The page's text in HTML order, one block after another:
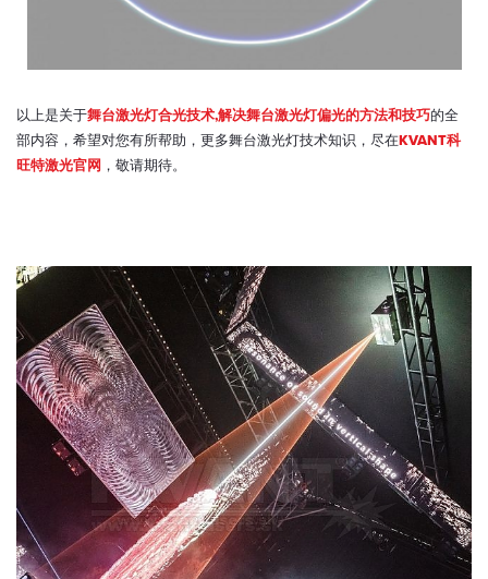
以上是关于舞台激光灯合光技术,解决舞台激光灯偏光的方法和技巧的全
部内容，希望对您有所帮助，更多舞台激光灯技术知识，尽在KVANT科
旺特激光官网 ，敬请期待。